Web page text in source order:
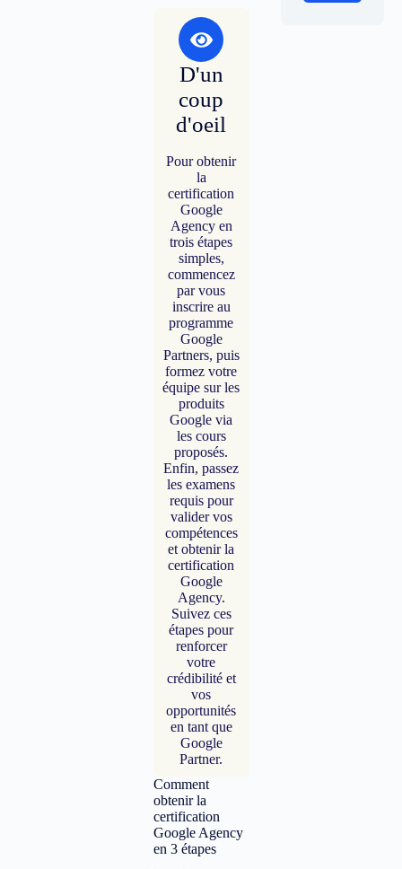
D'un
coup
d'oeil
Pour obtenir
la
certification
Google
Agency en
trois étapes
simples,
commencez
par vous
inscrire au
programme
Google
Partners, puis
formez votre
équipe sur les
produits
Google via
les cours
proposés.
Enfin, passez
les examens
requis pour
valider vos
compétences
et obtenir la
certification
Google
Agency.
Suivez ces
étapes pour
renforcer
votre
crédibilité et
vos
opportunités
en tant que
Google
Partner.
Comment
obtenir la
certification
Google Agency
en 3 étapes